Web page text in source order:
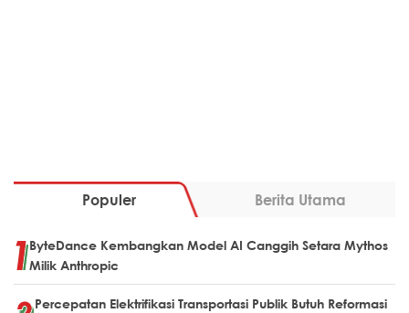
Populer Berita Utama
ByteDance Kembangkan Model AI Canggih Setara Mythos
Milik Anthropic
Percepatan Elektrifikasi Transportasi Publik Butuh Reformasi